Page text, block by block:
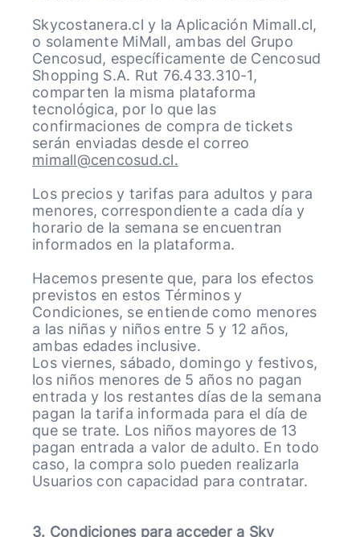
Skycostanera.cl y la Aplicación Mimall.cl,
o solamente MiMall, ambas del Grupo
Cencosud, específicamente de Cencosud
Shopping S.A. Rut 76.433.310-1,
comparten la misma plataforma
tecnológica, por lo que las
confirmaciones de compra de tickets
serán enviadas desde el correo
mimall@cencosud.cl.
Los precios y tarifas para adultos y para
menores, correspondiente a cada día y
horario de la semana se encuentran
informados en la plataforma.
Hacemos presente que, para los efectos
previstos en estos Términos y
Condiciones, se entiende como menores
a las niñas y niños entre 5 y 12 años,
ambas edades inclusive.
Los viernes, sábado, domingo y festivos,
los niños menores de 5 años no pagan
entrada y los restantes días de la semana
pagan la tarifa informada para el día de
que se trate. Los niños mayores de 13
pagan entrada a valor de adulto. En todo
caso, la compra solo pueden realizarla
Usuarios con capacidad para contratar.
3. Condiciones para acceder a Sky